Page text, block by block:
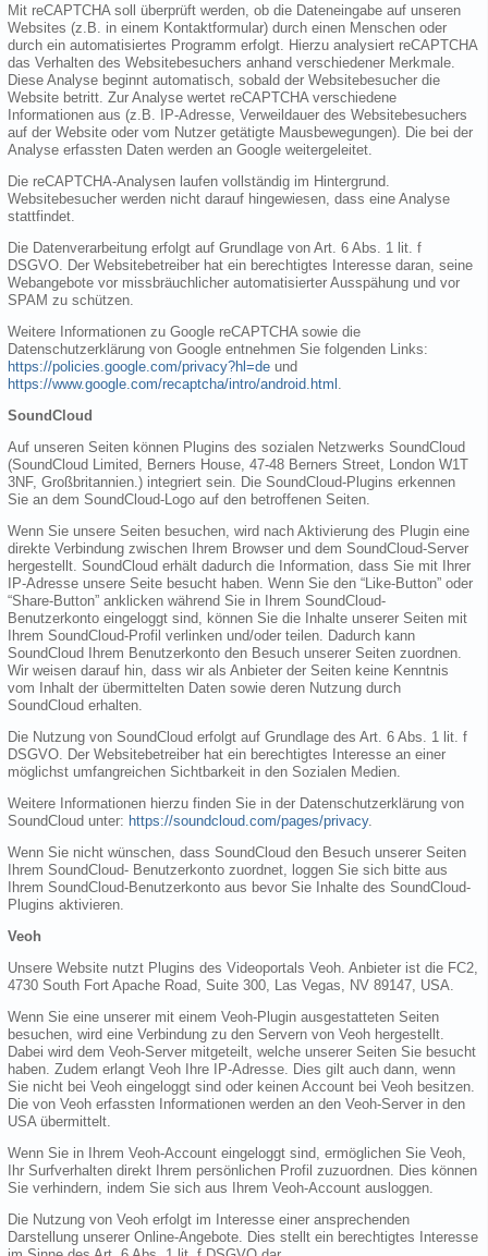
Mit reCAPTCHA soll überprüft werden, ob die Dateneingabe auf unseren
Websites (z.B. in einem Kontaktformular) durch einen Menschen oder
durch ein automatisiertes Programm erfolgt. Hierzu analysiert reCAPTCHA
das Verhalten des Websitebesuchers anhand verschiedener Merkmale.
Diese Analyse beginnt automatisch, sobald der Websitebesucher die
Website betritt. Zur Analyse wertet reCAPTCHA verschiedene
Informationen aus (z.B. IP-Adresse, Verweildauer des Websitebesuchers
auf der Website oder vom Nutzer getätigte Mausbewegungen). Die bei der
Analyse erfassten Daten werden an Google weitergeleitet.
Die reCAPTCHA-Analysen laufen vollständig im Hintergrund.
Websitebesucher werden nicht darauf hingewiesen, dass eine Analyse
stattfindet.
Die Datenverarbeitung erfolgt auf Grundlage von Art. 6 Abs. 1 lit. f
DSGVO. Der Websitebetreiber hat ein berechtigtes Interesse daran, seine
Webangebote vor missbräuchlicher automatisierter Ausspähung und vor
SPAM zu schützen.
Weitere Informationen zu Google reCAPTCHA sowie die
Datenschutzerklärung von Google entnehmen Sie folgenden Links:
https://policies.google.com/privacy?hl=de und
https://www.google.com/recaptcha/intro/android.html
SoundCloud
Auf unseren Seiten können Plugins des sozialen Netzwerks SoundCloud
(SoundCloud Limited, Berners House, 47-48 Berners Street, London W1T
3NF, Großbritannien.) integriert sein. Die SoundCloud-Plugins erkennen
Sie an dem SoundCloud-Logo auf den betroffenen Seiten.
Wenn Sie unsere Seiten besuchen, wird nach Aktivierung des Plugin eine
direkte Verbindung zwischen Ihrem Browser und dem SoundCloud-Server
hergestellt. SoundCloud erhält dadurch die Information, dass Sie mit Ihrer
IP-Adresse unsere Seite besucht haben. Wenn Sie den “Like-Button” oder
“Share-Button” anklicken während Sie in Ihrem SoundCloud-
Benutzerkonto eingeloggt sind, können Sie die Inhalte unserer Seiten mit
Ihrem SoundCloud-Profil verlinken und/oder teilen. Dadurch kann
SoundCloud Ihrem Benutzerkonto den Besuch unserer Seiten zuordnen.
Wir weisen darauf hin, dass wir als Anbieter der Seiten keine Kenntnis
vom Inhalt der übermittelten Daten sowie deren Nutzung durch
SoundCloud erhalten.
Die Nutzung von SoundCloud erfolgt auf Grundlage des Art. 6 Abs. 1 lit. f
DSGVO. Der Websitebetreiber hat ein berechtigtes Interesse an einer
möglichst umfangreichen Sichtbarkeit in den Sozialen Medien.
Weitere Informationen hierzu finden Sie in der Datenschutzerklärung von
SoundCloud unter: https://soundcloud.com/pages/privacy.
Wenn Sie nicht wünschen, dass SoundCloud den Besuch unserer Seiten
Ihrem SoundCloud- Benutzerkonto zuordnet, loggen Sie sich bitte aus
Ihrem SoundCloud-Benutzerkonto aus bevor Sie Inhalte des SoundCloud-
Plugins aktivieren.
Veoh
Unsere Website nutzt Plugins des Videoportals Veoh. Anbieter ist die FC2,
4730 South Fort Apache Road, Suite 300, Las Vegas, NV 89147, USA.
Wenn Sie eine unserer mit einem Veoh-Plugin ausgestatteten Seiten
besuchen, wird eine Verbindung zu den Servern von Veoh hergestellt.
Dabei wird dem Veoh-Server mitgeteilt, welche unserer Seiten Sie besucht
haben. Zudem erlangt Veoh Ihre IP-Adresse. Dies gilt auch dann, wenn
Sie nicht bei Veoh eingeloggt sind oder keinen Account bei Veoh besitzen.
Die von Veoh erfassten Informationen werden an den Veoh-Server in den
USA übermittelt.
Wenn Sie in Ihrem Veoh-Account eingeloggt sind, ermöglichen Sie Veoh,
Ihr Surfverhalten direkt Ihrem persönlichen Profil zuzuordnen. Dies können
Sie verhindern, indem Sie sich aus Ihrem Veoh-Account ausloggen.
Die Nutzung von Veoh erfolgt im Interesse einer ansprechenden
Darstellung unserer Online-Angebote. Dies stellt ein berechtigtes Interesse